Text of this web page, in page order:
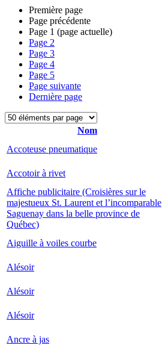
Première page
Page précédente
Page 1 (page actuelle)
Page 2
Page 3
Page 4
Page 5
Page suivante
Dernière page
Nom
Accoteuse pneumatique
Accotoir à rivet
Affiche publicitaire (Croisières sur le
majestueux St. Laurent et l’incomparable
Saguenay dans la belle province de
Québec)
Aiguille à voiles courbe
Alésoir
Alésoir
Alésoir
Ancre à jas